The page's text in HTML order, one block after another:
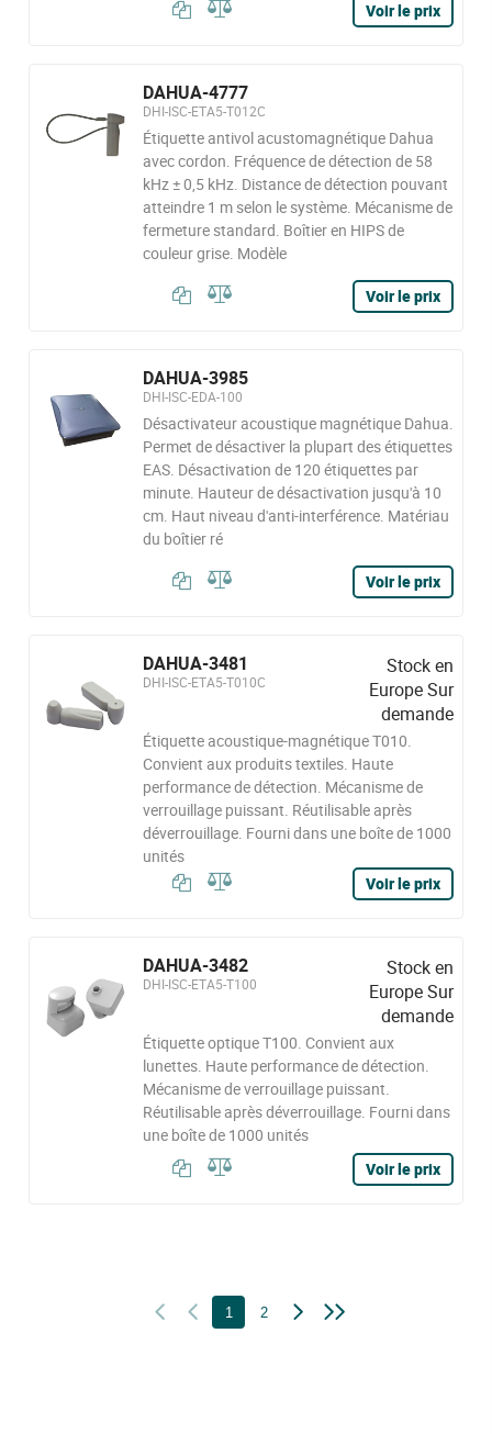
Voir le prix
DAHUA-4777
DHI-ISC-ETA5-T012C
Étiquette antivol acustomagnétique Dahua
avec cordon. Fréquence de détection de 58
kHz ± 0,5 kHz. Distance de détection pouvant
atteindre 1 m selon le système. Mécanisme de
fermeture standard. Boîtier en HIPS de
couleur grise. Modèle
Voir le prix
DAHUA-3985
DHI-ISC-EDA-100
Désactivateur acoustique magnétique Dahua.
Permet de désactiver la plupart des étiquettes
EAS. Désactivation de 120 étiquettes par
minute. Hauteur de désactivation jusqu'à 10
cm. Haut niveau d'anti-interférence. Matériau
du boîtier ré
Voir le prix
DAHUA-3481
DHI-ISC-ETA5-T010C
Stock en
Europe Sur
demande
Étiquette acoustique-magnétique T010.
Convient aux produits textiles. Haute
performance de détection. Mécanisme de
verrouillage puissant. Réutilisable après
déverrouillage. Fourni dans une boîte de 1000
unités
Voir le prix
DAHUA-3482
DHI-ISC-ETA5-T100
Stock en
Europe Sur
demande
Étiquette optique T100. Convient aux
lunettes. Haute performance de détection.
Mécanisme de verrouillage puissant.
Réutilisable après déverrouillage. Fourni dans
une boîte de 1000 unités
Voir le prix
1 2